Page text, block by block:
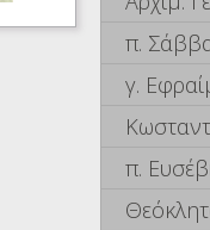
π.
γ.
π.